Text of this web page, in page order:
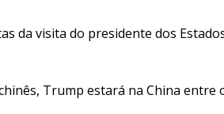
da visita do presidente dos
Trump estará na China entre